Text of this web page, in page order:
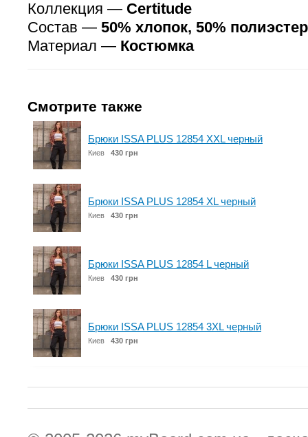
Коллекция — Certitude
Состав — 50% хлопок, 50% полиэстер
Материал — Костюмка
Смотрите также
Брюки ISSA PLUS 12854 XXL черный
Киев 430 грн
Брюки ISSA PLUS 12854 XL черный
Киев 430 грн
Брюки ISSA PLUS 12854 L черный
Киев 430 грн
Брюки ISSA PLUS 12854 3XL черный
Киев 430 грн